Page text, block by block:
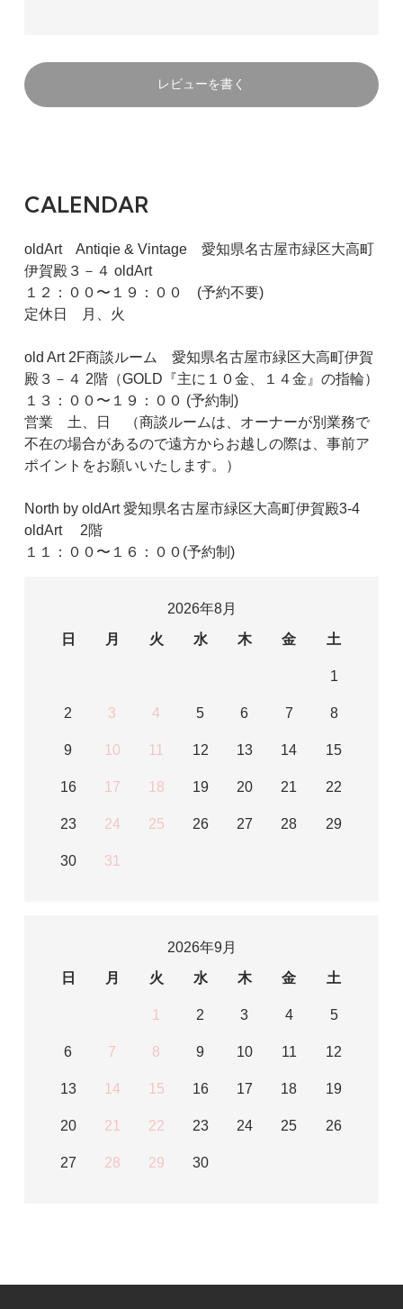
レビューを書く
CALENDAR
oldArt Antiqie & Vintage 愛知県名古屋市緑区大高町
伊賀殿３－４ oldArt
１２：００〜１９：００ (予約不要)
定休日 月、火
old Art 2F商談ルーム 愛知県名古屋市緑区大高町伊賀
殿３－４ 2階（GOLD『主に１０金、１４金』の指輪）
１３：００〜１９：００ (予約制)
営業 土、日 （商談ルームは、オーナーが別業務で
不在の場合があるので遠方からお越しの際は、事前ア
ポイントをお願いいたします。）
North by oldArt 愛知県名古屋市緑区大高町伊賀殿3-4
oldArt 2階
１１：００〜１６：００(予約制)
2026年8月
日
月 火 水 木 金 土
1
2 3 4 5 6 7 8
9 10 11 12 13 14 15
16 17 18 19 20 21 22
23 24 25 26 27 28 29
30 31
2026年9月
日
月 火 水 木 金 土
1 2 3 4 5
6 7 8 9 10 11 12
13 14 15 16 17 18 19
20 21 22 23 24 25 26
27 28 29 30